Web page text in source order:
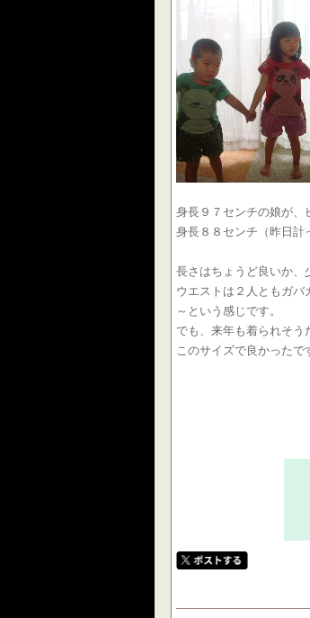
身長９７センチの娘が、
身長８８センチ（昨日計
長さはちょうど良いか、
ウエストは２人ともガ
～という感じです。
でも、来年も着られそう
このサイズで良かったで